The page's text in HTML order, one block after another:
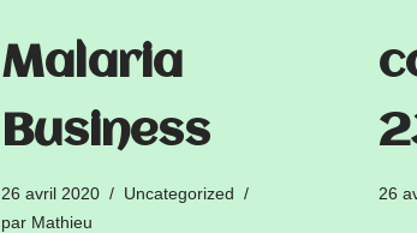
Malaria
Business
26 avril 2020
Uncategorized
par Mathieu
26